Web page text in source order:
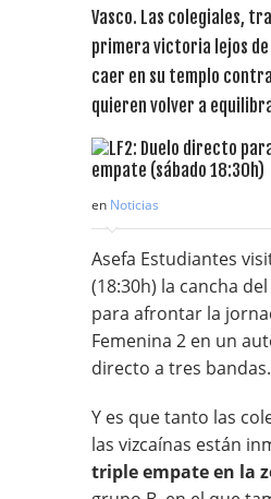
Vasco. Las colegiales,
primera victoria lejos
caer en su templo
quieren volver a
en Noticias
Asefa Estudiantes
(18:30h) la cancha
para afrontar la
Femenina 2 en un
directo a tres bandas.
Y es que tanto las
las vizcaínas están
triple empate en la